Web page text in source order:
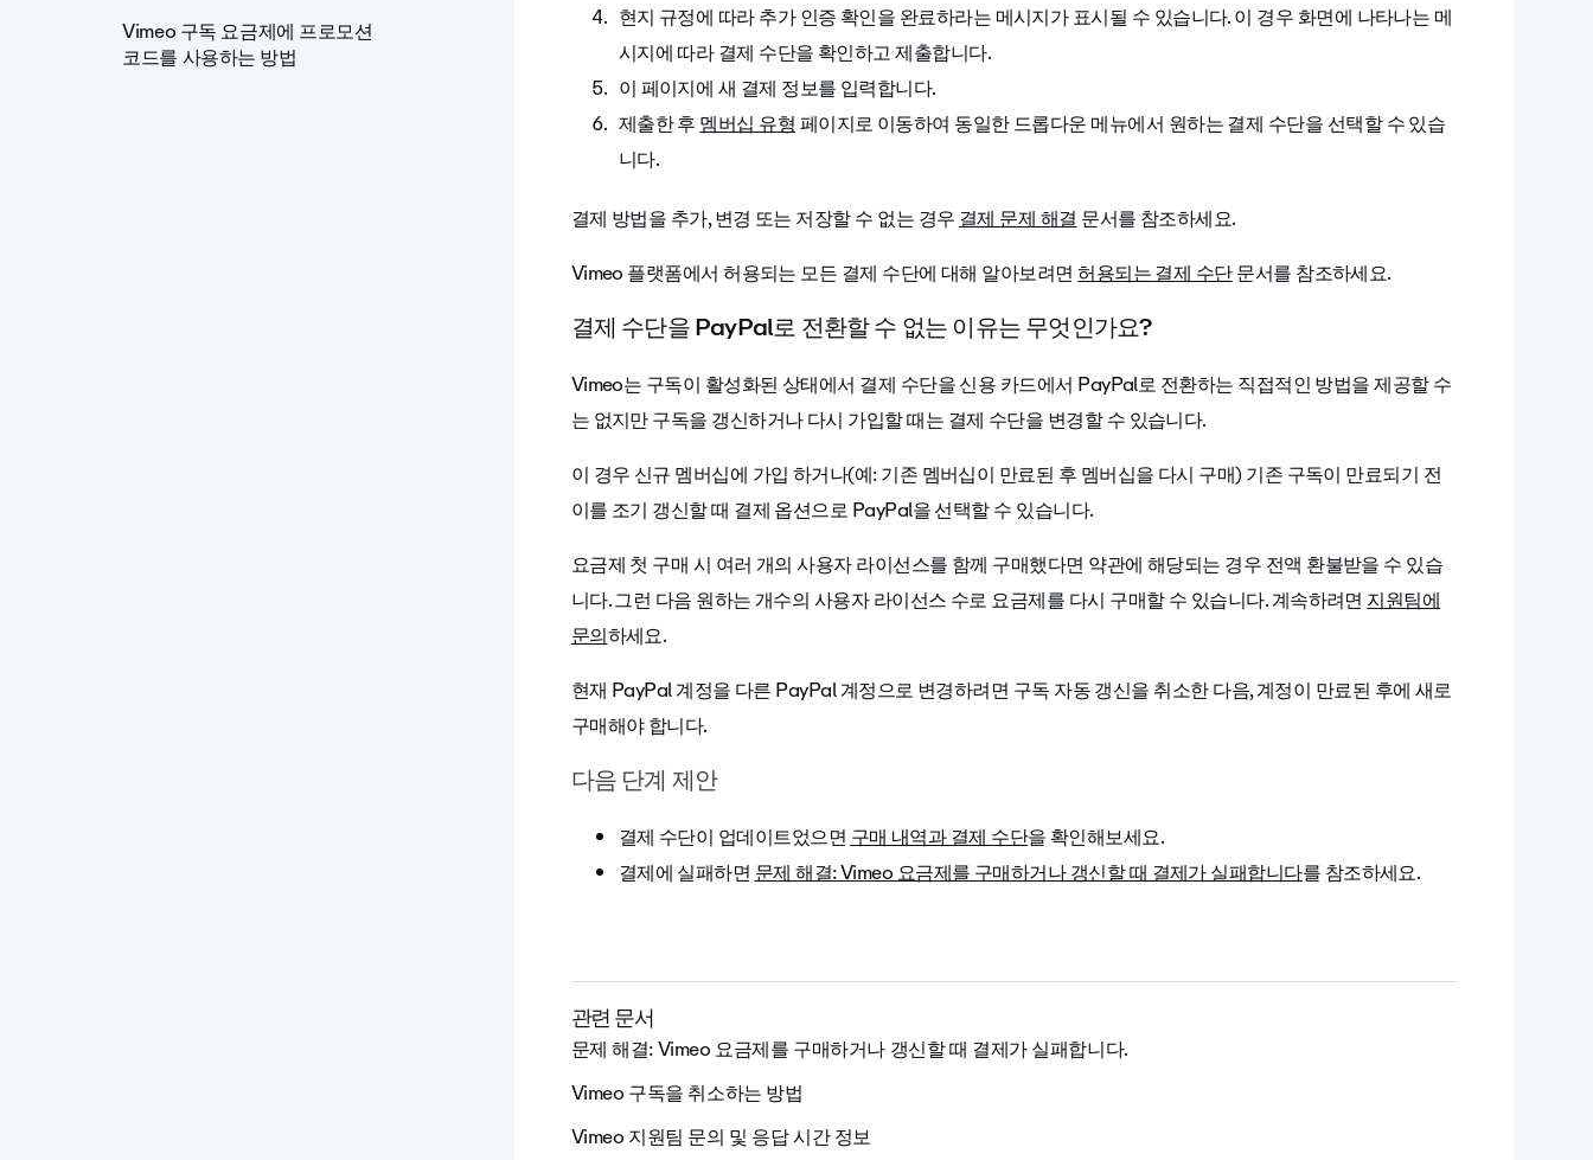
Vimeo 구독 요금제에 프로모션
코드를 사용하는 방법
현지 규정에 따라 추가 인증 확인을 완료하라는 메시지가 표시될 수 있습니다. 이 경우 화면에 나타나는 메
시지에 따라 결제 수단을 확인하고 제출합니다.
이 페이지에 새 결제 정보를 입력합니다.
제출한 후멤버십 유형페이지로 이동하여 동일한 드롭다운 메뉴에서 원하는 결제 수단을 선택할 수 있습
니다.
결제 방법을 추가, 변경 또는 저장할 수 없는 경우결제 문제 해결문서를 참조하세요.
Vimeo 플랫폼에서 허용되는 모든 결제 수단에 대해 알아보려면허용되는 결제 수단문서를 참조하세요.
결제 수단을 PayPal로 전환할 수 없는 이유는 무엇인가요?
Vimeo는 구독이 활성화된 상태에서 결제 수단을 신용 카드에서 PayPal로 전환하는 직접적인 방법을 제공할 수
는 없지만 구독을 갱신하거나 다시 가입할 때는 결제 수단을 변경할 수 있습니다.
이 경우 신규 멤버십에 가입 하거나(예: 기존 멤버십이 만료된 후 멤버십을 다시 구매) 기존 구독이 만료되기 전
이를 조기 갱신할 때 결제 옵션으로 PayPal을 선택할 수 있습니다.
요금제 첫 구매 시 여러 개의 사용자 라이선스를 함께 구매했다면 약관에 해당되는 경우 전액 환불받을 수 있습
니다. 그런 다음 원하는 개수의 사용자 라이선스 수로 요금제를 다시 구매할 수 있습니다. 계속하려면지원팀에
문의하세요.
현재 PayPal 계정을 다른 PayPal 계정으로 변경하려면 구독 자동 갱신을 취소한 다음, 계정이 만료된 후에 새로
구매해야 합니다.
다음 단계 제안
결제 수단이 업데이트었으면구매 내역과 결제 수단을 확인해보세요.
결제에 실패하면문제 해결: Vimeo 요금제를 구매하거나 갱신할 때 결제가 실패합니다를 참조하세요.
관련 문서
문제 해결: Vimeo 요금제를 구매하거나 갱신할 때 결제가 실패합니다.
Vimeo 구독을 취소하는 방법
Vimeo 지원팀 문의 및 응답 시간 정보